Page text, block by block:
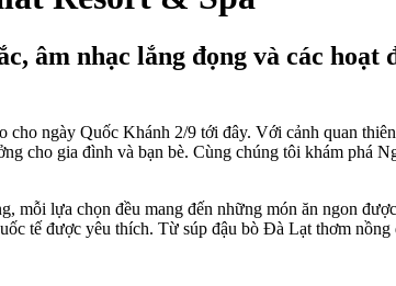
âm nhạc lắng đọng và các hoạt
ngày Quốc Khánh 2/9 tới đây. Với cảnh quan
cho gia đình và bạn bè. Cùng chúng tôi khám phá
lựa chọn đều mang đến những món ăn ngon
tế được yêu thích. Từ súp đậu bò Đà Lạt thơm nồng